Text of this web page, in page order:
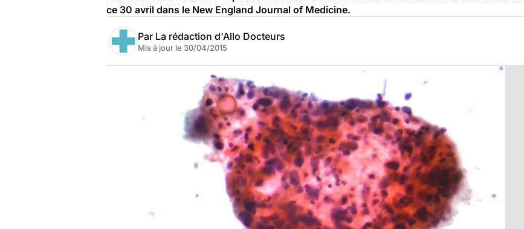
ce 30 avril dans le New England Journal of Medicine.
Par La rédaction d'Allo Docteurs
Mis à jour le 30/04/2015